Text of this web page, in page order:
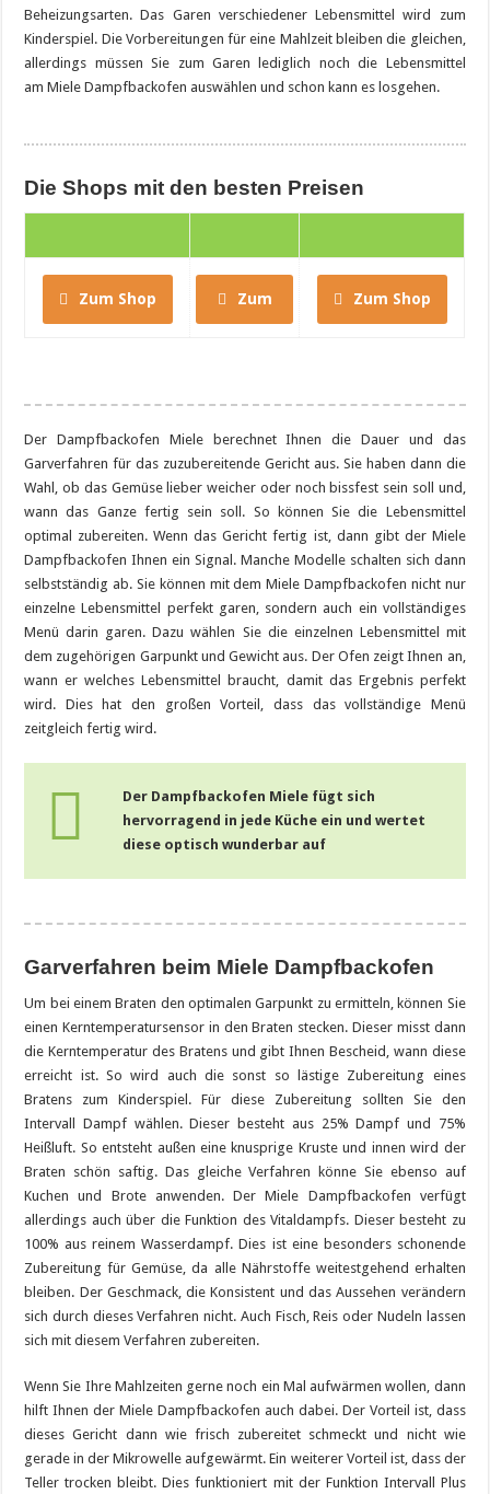
Beheizungsarten. Das Garen verschiedener Lebensmittel wird zum
Kinderspiel. Die Vorbereitungen für eine Mahlzeit bleiben die gleichen,
allerdings müssen Sie zum Garen lediglich noch die Lebensmittel
am Miele Dampfbackofen auswählen und schon kann es losgehen.
Die Shops mit den besten Preisen
Zum Shop Zum Zum Shop
Der Dampfbackofen Miele berechnet Ihnen die Dauer und das
Garverfahren für das zuzubereitende Gericht aus. Sie haben dann die
Wahl, ob das Gemüse lieber weicher oder noch bissfest sein soll und,
wann das Ganze fertig sein soll. So können Sie die Lebensmittel
optimal zubereiten. Wenn das Gericht fertig ist, dann gibt der Miele
Dampfbackofen Ihnen ein Signal. Manche Modelle schalten sich dann
selbstständig ab. Sie können mit dem Miele Dampfbackofen nicht nur
einzelne Lebensmittel perfekt garen, sondern auch ein vollständiges
Menü darin garen. Dazu wählen Sie die einzelnen Lebensmittel mit
dem zugehörigen Garpunkt und Gewicht aus. Der Ofen zeigt Ihnen an,
wann er welches Lebensmittel braucht, damit das Ergebnis perfekt
wird. Dies hat den großen Vorteil, dass das vollständige Menü
zeitgleich fertig wird.
Der Dampfbackofen Miele fügt sich
hervorragend in jede Küche ein und wertet
diese optisch wunderbar auf
Garverfahren beim Miele Dampfbackofen
Um bei einem Braten den optimalen Garpunkt zu ermitteln, können Sie
einen Kerntemperatursensor in den Braten stecken. Dieser misst dann
die Kerntemperatur des Bratens und gibt Ihnen Bescheid, wann diese
erreicht ist. So wird auch die sonst so lästige Zubereitung eines
Bratens zum Kinderspiel. Für diese Zubereitung sollten Sie den
Intervall Dampf wählen. Dieser besteht aus 25% Dampf und 75%
Heißluft. So entsteht außen eine knusprige Kruste und innen wird der
Braten schön saftig. Das gleiche Verfahren könne Sie ebenso auf
Kuchen und Brote anwenden. Der Miele Dampfbackofen verfügt
allerdings auch über die Funktion des Vitaldampfs. Dieser besteht zu
100% aus reinem Wasserdampf. Dies ist eine besonders schonende
Zubereitung für Gemüse, da alle Nährstoffe weitestgehend erhalten
bleiben. Der Geschmack, die Konsistent und das Aussehen verändern
sich durch dieses Verfahren nicht. Auch Fisch, Reis oder Nudeln lassen
sich mit diesem Verfahren zubereiten.
Wenn Sie Ihre Mahlzeiten gerne noch ein Mal aufwärmen wollen, dann
hilft Ihnen der Miele Dampfbackofen auch dabei. Der Vorteil ist, dass
dieses Gericht dann wie frisch zubereitet schmeckt und nicht wie
gerade in der Mikrowelle aufgewärmt. Ein weiterer Vorteil ist, dass der
Teller trocken bleibt. Dies funktioniert mit der Funktion Intervall Plus